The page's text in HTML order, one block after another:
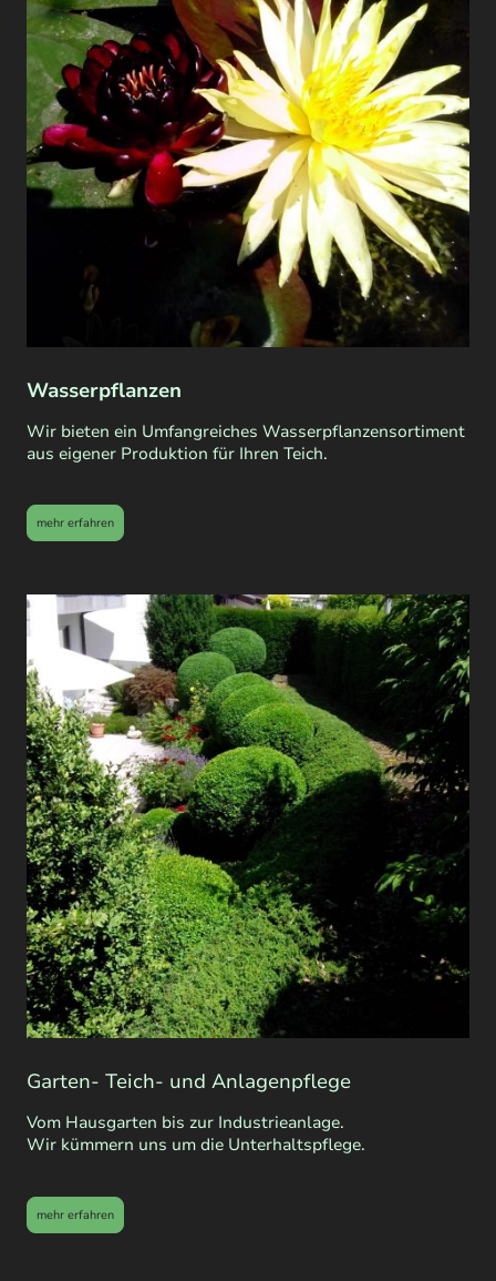
Wasserpflanzen
Wir bieten ein Umfangreiches Wasserpflanzensortiment
aus eigener Produktion für Ihren Teich.
mehr erfahren
Garten- Teich- und Anlagenpflege
Vom Hausgarten bis zur Industrieanlage.
Wir kümmern uns um die Unterhaltspflege.
mehr erfahren